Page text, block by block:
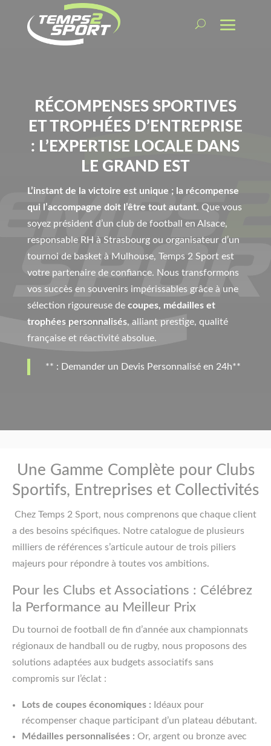
RÉCOMPENSES SPORTIVES
ET TROPHÉES D’ENTREPRISE
: L’EXPERTISE LOCALE DANS
LE GRAND EST
L’instant de la victoire est unique ; la récompense
qui l’accompagne doit l’être tout autant. Que vous
soyez président d’un club de football en Alsace,
responsable RH à Strasbourg ou organisateur d’un
tournoi de basket à Mulhouse, Temps 2 Sport est
votre partenaire de confiance. Nous transformons
vos succès en souvenirs impérissables grâce à une
sélection rigoureuse de coupes, médailles et
trophées personnalisés, alliant prestige, qualité
française et réactivité absolue.
** : Demander un Devis Personnalisé en 24h**
Une Gamme Complète pour Clubs
Sportifs, Entreprises et Collectivités
Chez Temps 2 Sport, nous comprenons que chaque client
a des besoins spécifiques. Notre catalogue de plusieurs
milliers de références s’articule autour de trois piliers
majeurs pour répondre à toutes vos ambitions.
Pour les Clubs et Associations : Célébrez
la Performance au Meilleur Prix
Du tournoi de football de fin d’année aux championnats
régionaux de handball ou de rugby, nous proposons des
solutions adaptées aux budgets associatifs sans
compromis sur l’éclat :
Lots de coupes économiques : Idéaux pour
récompenser chaque participant d’un plateau débutant.
Médailles personnalisées : Or, argent ou bronze avec